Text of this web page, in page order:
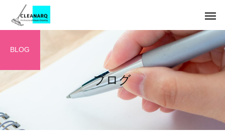
チタンコー
ブログ
BLOG